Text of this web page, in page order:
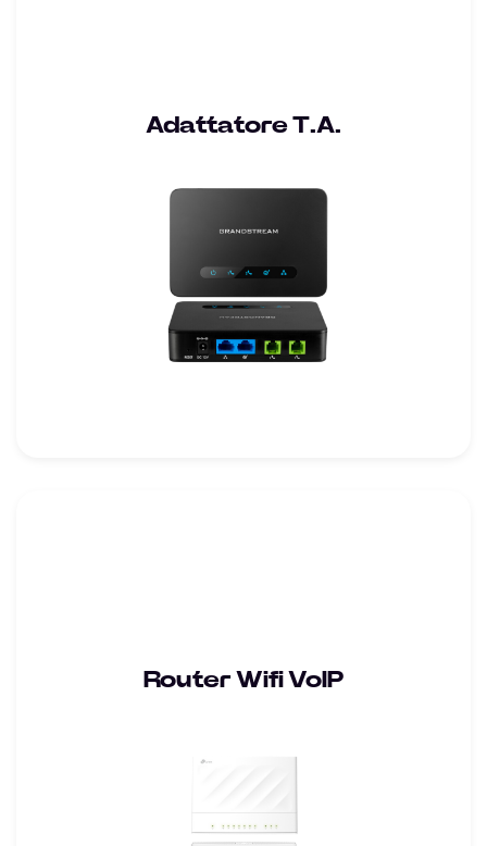
Adattatore T.A.
Router Wifi VoIP